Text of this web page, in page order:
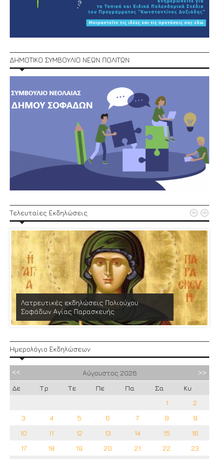
ΔΗΜΟΤΙΚΟ ΣΥΜΒΟΥΛΙΟ ΝΕΩΝ ΠΟΛΙΤΩΝ
Τελευταίες Εκδηλώσεις
Λατρευτικές εκδηλώσεις Πολιούχου
Σοφάδων Αγίας Παρασκευής
 
Ημερολόγιο Εκδηλώσεων
Αύγουστος 2026
Δε
Τρ Τε Πε Πα Σα
Κυ
1
2
3
4 5 6 7 8
9
10
11 12 13 14 15
16
17
18 19 20 21 22 23